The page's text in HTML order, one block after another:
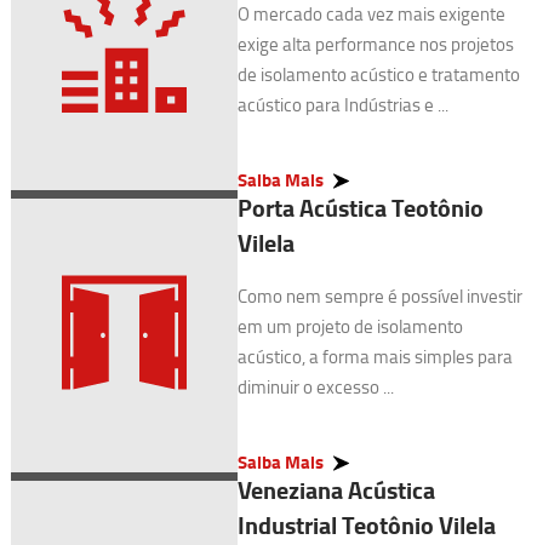
O mercado cada vez mais exigente
exige alta performance nos projetos
de isolamento acústico e tratamento
acústico para Indústrias e ...
Saiba Mais
Porta Acústica Teotônio
Vilela
Como nem sempre é possível investir
em um projeto de isolamento
acústico, a forma mais simples para
diminuir o excesso ...
Saiba Mais
Veneziana Acústica
Industrial Teotônio Vilela